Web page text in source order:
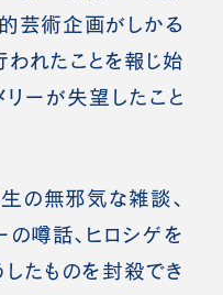
芸術企画がしかる
れたことを報じ始
ーが失望したこと
の無邪気な雑談、
噂話、ヒロシゲを
たものを封殺でき